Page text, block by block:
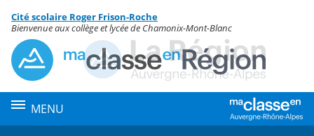
Menu de la rubrique
Contenu
Cité scolaire Roger Frison-Roche
Bienvenue aux collège et lycée de Chamonix-Mont-Blanc
MENU